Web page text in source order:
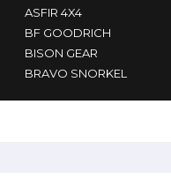
ASFIR 4X4
BF GOODRICH
BISON GEAR
BRAVO SNORKEL